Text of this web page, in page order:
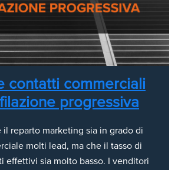
contatti commerciali
progressiva
reparto marketing sia in grado di
molti lead, ma che il tasso di
effettivi sia molto basso. I venditori